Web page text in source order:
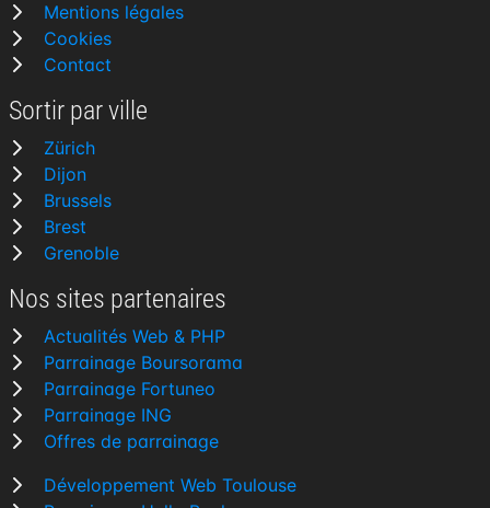
Mentions légales
Cookies
Contact
Sortir par ville
Zürich
Dijon
Brussels
Brest
Grenoble
Nos sites partenaires
Actualités Web & PHP
Parrainage Boursorama
Parrainage Fortuneo
Parrainage ING
Offres de parrainage
Développement Web Toulouse